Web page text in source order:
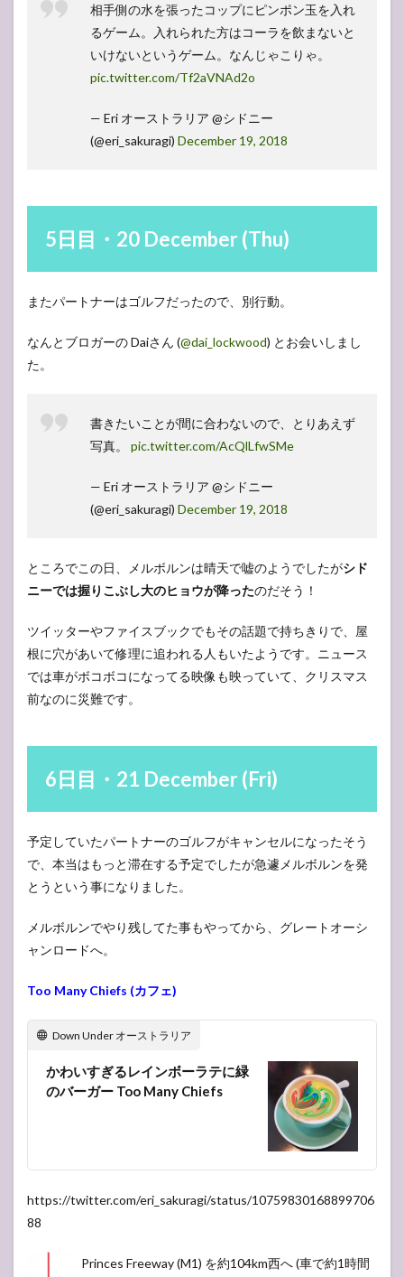
17日
January
(Thu)
20
20日
目・4
(Tue)
January
23
23日
目・7
(Fri)
24
おわ
りに
相手側の水を張ったコップにピンポン玉を入れ
るゲーム。入れられた方はコーラを飲まないと
いけないというゲーム。なんじゃこりゃ。
pic.twitter.com/Tf2aVNAd2o
— Eri オーストラリア @シドニー
(@eri_sakuragi) December 19, 2018
5日目・20 December (Thu)
またパートナーはゴルフだったので、別行動。
なんとブロガーの Daiさん (@dai_lockwood) とお会いしまし
た。
書きたいことが間に合わないので、とりあえず
写真。 pic.twitter.com/AcQlLfwSMe
— Eri オーストラリア @シドニー
(@eri_sakuragi) December 19, 2018
ところでこの日、メルボルンは晴天で嘘のようでしたがシド
ニーでは握りこぶし大のヒョウが降ったのだそう！
ツイッターやファイスブックでもその話題で持ちきりで、屋
根に穴があいて修理に追われる人もいたようです。ニュース
では車がボコボコになってる映像も映っていて、クリスマス
前なのに災難です。
6日目・21 December (Fri)
予定していたパートナーのゴルフがキャンセルになったそう
で、本当はもっと滞在する予定でしたが急遽メルボルンを発
とうという事になりました。
メルボルンでやり残してた事もやってから、グレートオーシ
ャンロードへ。
Too Many Chiefs (カフェ)
Down Under オーストラリア
かわいすぎるレインボーラテに緑
のバーガー Too Many Chiefs
https://twitter.com/eri_sakuragi/status/10759830168899706
88
Princes Freeway (M1) を約104km西へ (車で約1時間